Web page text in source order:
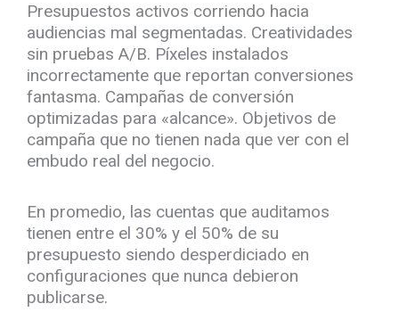
Presupuestos activos corriendo hacia
audiencias mal segmentadas. Creatividades
sin pruebas A/B. Píxeles instalados
incorrectamente que reportan conversiones
fantasma. Campañas de conversión
optimizadas para «alcance». Objetivos de
campaña que no tienen nada que ver con el
embudo real del negocio.
En promedio, las cuentas que auditamos
tienen entre el 30% y el 50% de su
presupuesto siendo desperdiciado en
configuraciones que nunca debieron
publicarse.